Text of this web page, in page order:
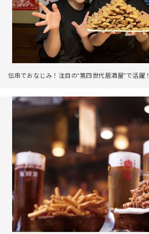
伝串でおなじみ！注目の“第四世代居酒屋”で活躍！